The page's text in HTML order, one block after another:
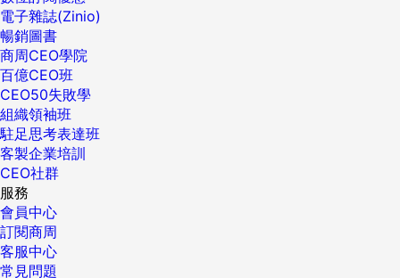
電子雜誌(Zinio)
暢銷圖書
商周CEO學院
百億CEO班
CEO50失敗學
組織領袖班
駐足思考表達班
客製企業培訓
CEO社群
服務
會員中心
訂閱商周
客服中心
常見問題